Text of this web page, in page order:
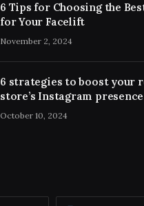
6 Tips for Choosing the
for Your Facelift
November 2, 2024
6 strategies to boost your
store’s Instagram presence
October 10, 2024